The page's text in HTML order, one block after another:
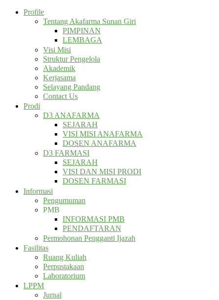
Profile
Tentang Akafarma Sunan Giri
PIMPINAN
LEMBAGA
Visi Misi
Struktur Pengelola
Akademik
Kerjasama
Selayang Pandang
Contact Us
Prodi
D3 ANAFARMA
SEJARAH
VISI MISI ANAFARMA
DOSEN ANAFARMA
D3 FARMASI
SEJARAH
VISI DAN MISI PRODI
DOSEN FARMASI
Informasi
Pengumuman
PMB
INFORMASI PMB
PENDAFTARAN
Permohonan Pengganti Ijazah
Fasilitas
Ruang Kuliah
Perpustakaan
Laboratorium
LPPM
Jurnal